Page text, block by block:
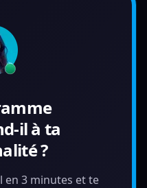
il à ta
?
en 3 minutes et te